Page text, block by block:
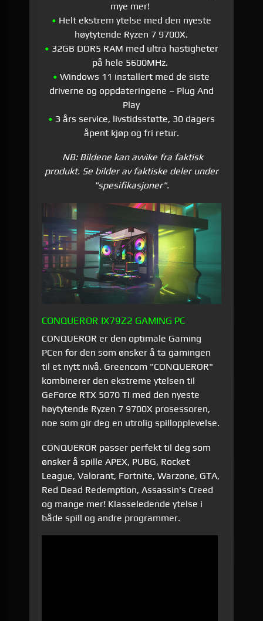
mye mer!
• Helt ekstrem ytelse med den nyeste
høytytende Ryzen 7 9700X.
• 32GB DDR5 RAM med ultra hastigheter
på hele 5600MHz.
• Windows 11 installert med de siste
driverne og oppdateringene – Plug And
Play
• 3 års service, livstidsstøtte, 30 dagers
åpent kjøp og fri retur.
NB: Bildene kan avvike fra faktisk
produkt. Se bilder av faktiske deler under
"spesifikasjoner".
CONQUEROR IX79Z2 GAMING PC
CONQUEROR er den optimale Gaming
PCen for den som ønsker å ta gamingen
til et nytt nivå. Greencom "CONQUEROR"
kombinerer den ekstreme ytelsen til
GeForce RTX 5070 TI med den nyeste
høytytende Ryzen 7 9700X prosessoren,
noe som gir deg en utrolig spillopplevelse.
CONQUEROR passer perfekt til deg som
ønsker å spille APEX, PUBG, Rocket
League, Valorant, Fortnite, Warzone, GTA,
Red Dead Redemption, Assassin's Creed
og mange mer! Klasseledende ytelse i
både spill og andre programmer.